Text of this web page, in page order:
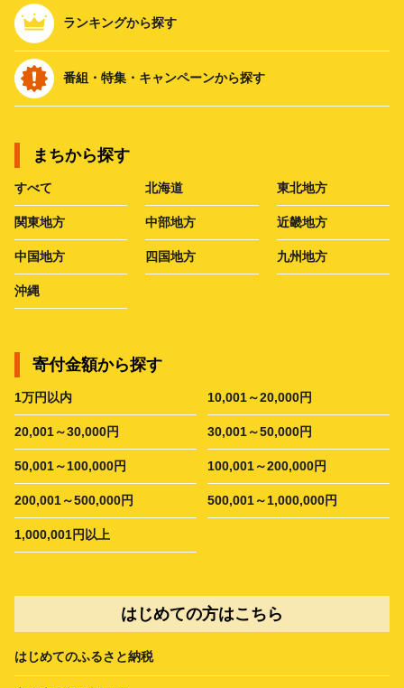
ランキングから探す
番組・特集・キャンペーンから探す
まちから探す
すべて 北海道 東北地方
関東地方 中部地方 近畿地方
中国地方 四国地方 九州地方
沖縄
寄付金額から探す
1万円以内 10,001～20,000円
20,001～30,000円 30,001～50,000円
50,001～100,000円 100,001～200,000円
200,001～500,000円 500,001～1,000,000円
1,000,001円以上
はじめての方はこちら
はじめてのふるさと納税